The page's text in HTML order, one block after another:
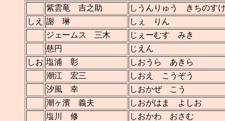
紫雲竜 吉之助
しうんりゅう きちのす
しえ
謝 琳
しぇ りん
ジェームス 三木
じぇーむす みき
慈円
じえん
しお 塩浦 彰
しおうら あきら
潮江 宏三
しおえ こうぞう
汐風 幸
しおかぜ こう
潮ヶ濱 義夫
しおがはま よしお
塩川 修
しおかわ おさむ